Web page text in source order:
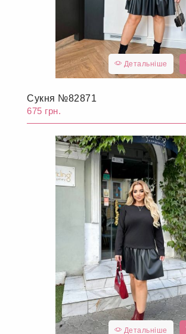
Детальніше
Сукня №82871
675 грн.
Детальніше